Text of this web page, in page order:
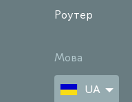
Роутер
Мова
UA